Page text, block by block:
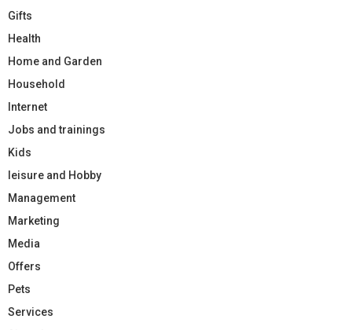
Gifts
Health
Home and Garden
Household
Internet
Jobs and trainings
Kids
leisure and Hobby
Management
Marketing
Media
Offers
Pets
Services